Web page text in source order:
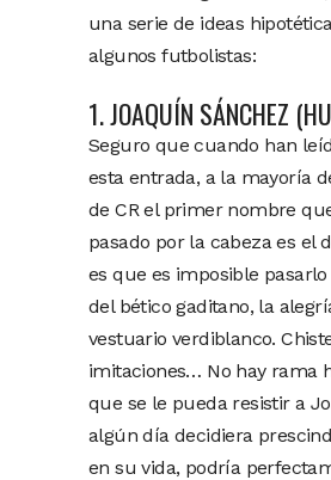
una serie de ideas
algunos futbolistas:
1. JOAQUÍN SÁNCHEZ
Seguro que cuando han
esta entrada, a la mayoría
de CR el primer nombre
pasado por la cabeza es el
es que es imposible
del bético gaditano, la
vestuario verdiblanco.
imitaciones… No hay rama
que se le pueda resistir a
algún día decidiera
en su vida, podría